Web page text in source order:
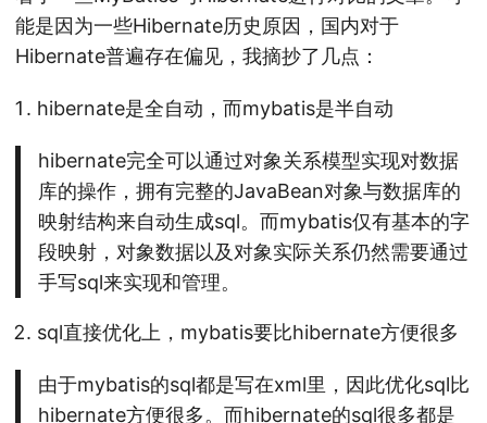
能是因为一些Hibernate历史原因，国内对于
Hibernate普遍存在偏见，我摘抄了几点：
hibernate是全自动，而mybatis是半自动
hibernate完全可以通过对象关系模型实现对数据
库的操作，拥有完整的JavaBean对象与数据库的
映射结构来自动生成sql。而mybatis仅有基本的字
段映射，对象数据以及对象实际关系仍然需要通过
手写sql来实现和管理。
sql直接优化上，mybatis要比hibernate方便很多
由于mybatis的sql都是写在xml里，因此优化sql比
hibernate方便很多。而hibernate的sql很多都是